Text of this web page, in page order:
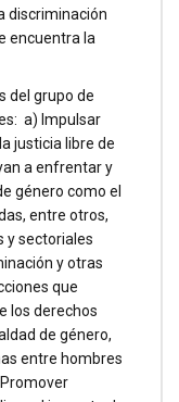
discriminación
encuentra la
del grupo de
a) Impulsar
justicia libre de
a enfrentar y
género como el
entre otros,
y sectoriales
y otras
que
los derechos
de género,
entre hombres